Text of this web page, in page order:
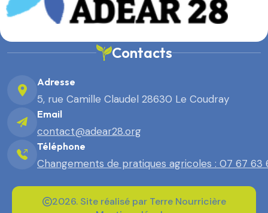
Contacts
Adresse
5, rue Camille Claudel 28630 Le Coudray
Email
contact@adear28.org
Téléphone
Changements de pratiques agricoles : 07 67 63
2026. Site réalisé par Terre Nourricière